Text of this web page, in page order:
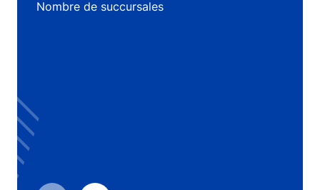
Nombre de succursales